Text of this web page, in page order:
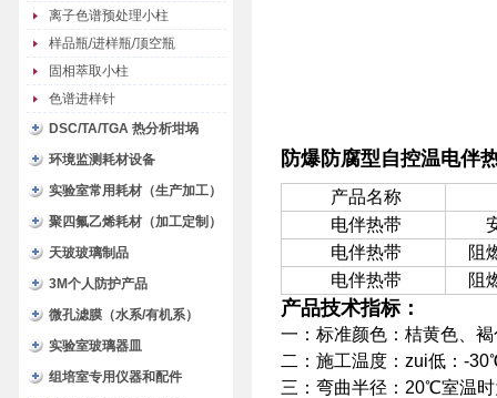
离子色谱预处理小柱
样品瓶/进样瓶/顶空瓶
固相萃取小柱
色谱进样针
DSC/TA/TGA 热分析坩埚
环境监测耗材设备
实验室常用耗材（生产加工）
聚四氟乙烯耗材（加工定制）
天玻玻璃制品
3M个人防护产品
微孔滤膜（水系/有机系）
实验室玻璃器皿
组培室专用仪器和配件
防爆防腐型自控温电伴
产品名称
电伴热带
电伴热带
阻
电伴热带
阻
产品技术指标：
一：标准颜色：桔黄色、褐
二：施工温度：zui低：-
三：弯曲半径：20℃室温